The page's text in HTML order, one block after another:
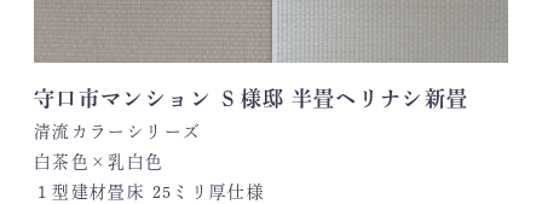
守口市マンション Ｓ様邸 半畳ヘリナシ新畳
清流カラーシリーズ
白茶色×乳白色
１型建材畳床 25ミリ厚仕様